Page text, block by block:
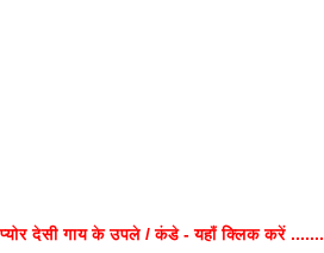
प्योर देसी गाय के उपले / कंडे - यहाँ क्लिक करें .......